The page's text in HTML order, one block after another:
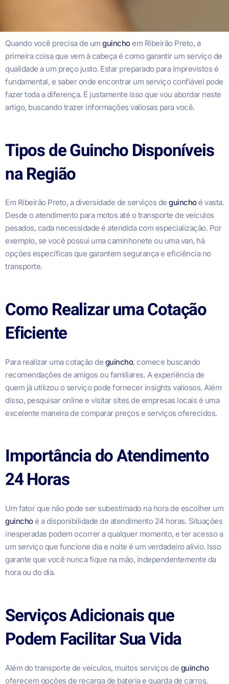
Quando você precisa de um guinchoem Ribeirão Preto, a
primeira coisa que vem à cabeça é como garantir um serviço de
qualidade a um preço justo. Estar preparado para imprevistos é
fundamental, e saber onde encontrar um serviço confiável pode
fazer toda a diferença. É justamente isso que vou abordar neste
artigo, buscando trazer informações valiosas para você.
Tipos de Guincho Disponíveis
na Região
Em Ribeirão Preto, a diversidade de serviços de guinchoé vasta.
Desde o atendimento para motos até o transporte de veículos
pesados, cada necessidade é atendida com especialização. Por
exemplo, se você possui uma caminhonete ou uma van, há
opções específicas que garantem segurança e eficiência no
transporte.
Como Realizar uma Cotação
Eficiente
Para realizar uma cotação de guincho, comece buscando
recomendações de amigos ou familiares. A experiência de
quem já utilizou o serviço pode fornecer insights valiosos. Além
disso, pesquisar online e visitar sites de empresas locais é uma
excelente maneira de comparar preços e serviços oferecidos.
Importância do Atendimento
24 Horas
Um fator que não pode ser subestimado na hora de escolher um
guinchoé a disponibilidade de atendimento 24 horas. Situações
inesperadas podem ocorrer a qualquer momento, e ter acesso a
um serviço que funcione dia e noite é um verdadeiro alívio. Isso
garante que você nunca fique na mão, independentemente da
hora ou do dia.
Serviços Adicionais que
Podem Facilitar Sua Vida
Além do transporte de veículos, muitos serviços de guincho
oferecem opções de recarga de bateria e guarda de carros.